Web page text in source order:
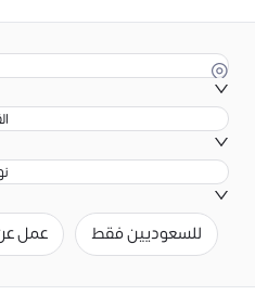
للسعوديين فقط عمل